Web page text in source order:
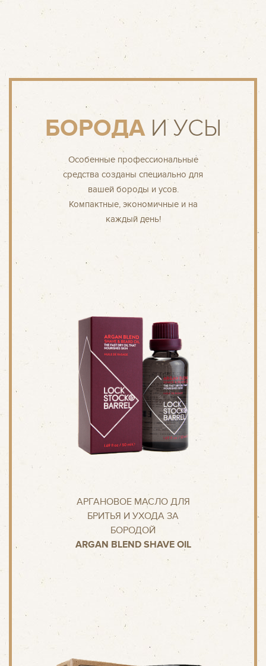
БОРОДАИ УСЫ
Особенные профессиональные
средства созданы специально для
вашей бороды и усов.
Компактные, экономичные и на
каждый день!
АРГАНОВОЕ МАСЛО ДЛЯ
БРИТЬЯ И УХОДА ЗА
БОРОДОЙ
ARGAN BLEND SHAVE OIL